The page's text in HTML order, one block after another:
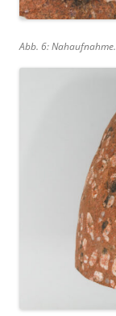
Abb. 6: Nahaufnahme.